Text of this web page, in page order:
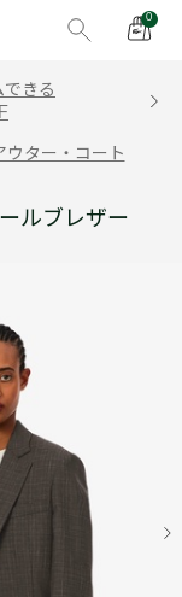
0
できる
ウター・コート
ールブレザー